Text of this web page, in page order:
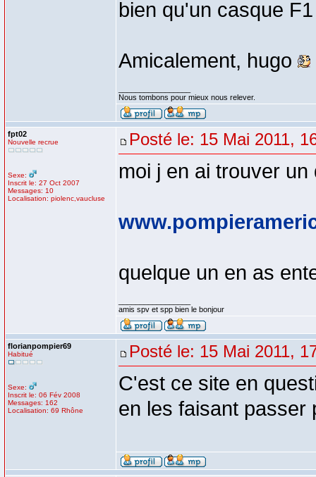
bien qu'un casque
Amicalement, hugo
Nous tombons pour mieux nous relever.
fpt02
Nouvelle recrue
Sexe:
Inscrit le: 27 Oct 2007
Messages: 10
Localisation: piolenc,vaucluse
Posté le: 15 Mai 2011,
moi j en ai trouver
quelque un en as
amis spv et spp bien le bonjour
florianpompier69
Habitué
Sexe:
Inscrit le: 06 Fév 2008
Messages: 162
Localisation: 69 Rhône
Posté le: 15 Mai 2011,
C'est ce site en
en les faisant passer